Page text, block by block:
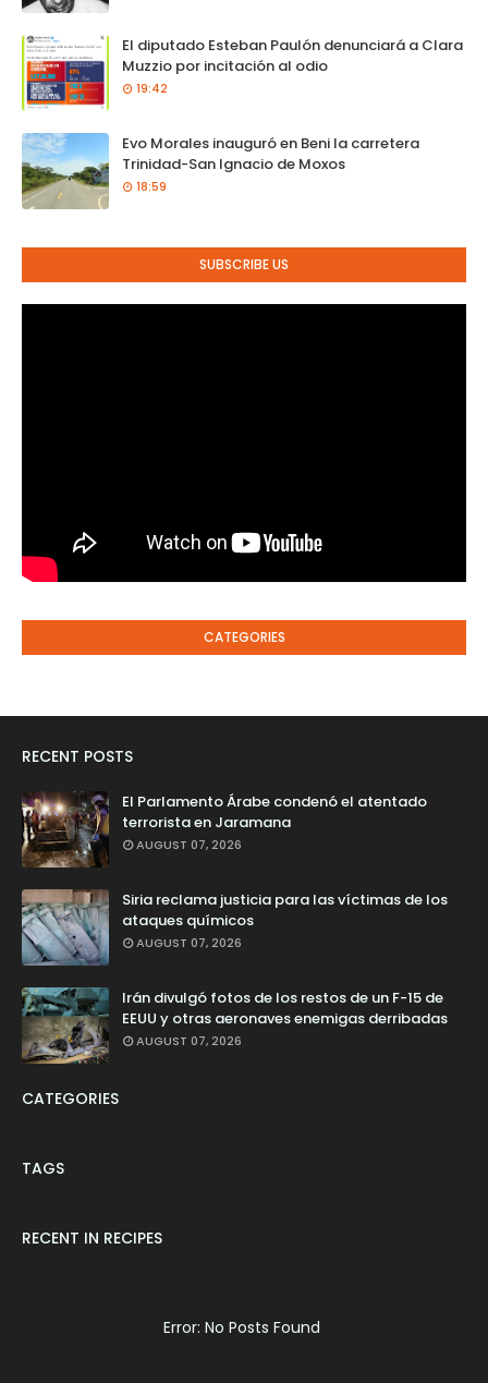
El diputado Esteban Paulón denunciará a Clara
Muzzio por incitación al odio
19:42
Evo Morales inauguró en Beni la carretera
Trinidad-San Ignacio de Moxos
18:59
SUBSCRIBE US
CATEGORIES
RECENT POSTS
El Parlamento Árabe condenó el atentado
terrorista en Jaramana
AUGUST 07, 2026
Siria reclama justicia para las víctimas de los
ataques químicos
AUGUST 07, 2026
Irán divulgó fotos de los restos de un F-15 de
EEUU y otras aeronaves enemigas derribadas
AUGUST 07, 2026
CATEGORIES
TAGS
RECENT IN RECIPES
Error: No Posts Found